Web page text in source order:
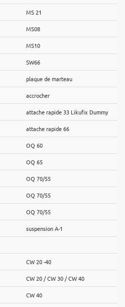
MS 21
MS08
MS10
SW66
plaque de marteau
accrocher
attache rapide 33 Likufix Dummy
attache rapide 66
OQ 60
OQ 65
OQ 70/55
OQ 70/55
OQ 70/55
suspension A-1
CW 20 -40
CW 20 / CW 30 / CW 40
CW 40